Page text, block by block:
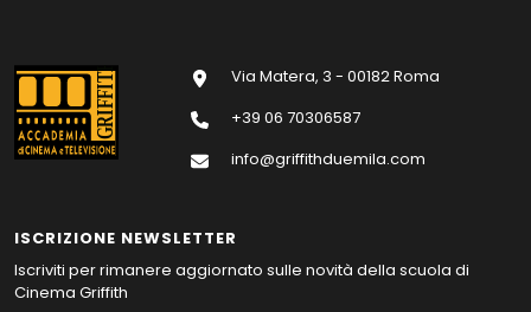
Via Matera, 3 - 00182 Roma
+39 06 70306587
info@griffithduemila.com
ISCRIZIONE NEWSLETTER
Iscriviti per rimanere aggiornato sulle novità della scuola di
Cinema Griffith